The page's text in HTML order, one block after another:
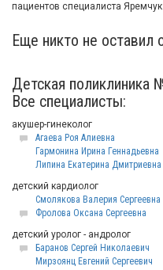
пациентов специалиста
Еще никто не оставил
Детская поликлиника
Все специалисты:
акушер-гинеколог
Агаева Роя Алиевна
Гармонина Ирина Геннадьевна
Липина Екатерина Дмитриевна
детский кардиолог
Смолякова Валерия Сергеевна
Фролова Оксана Сергеевна
детский уролог - андролог
Баранов Сергей Николаевич
Мирзоянц Евгений Сергеевич